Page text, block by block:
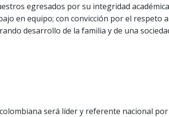
egresados por su integridad
en equipo; con convicción por el respeto
desarrollo de la familia y de una
será líder y referente nacional